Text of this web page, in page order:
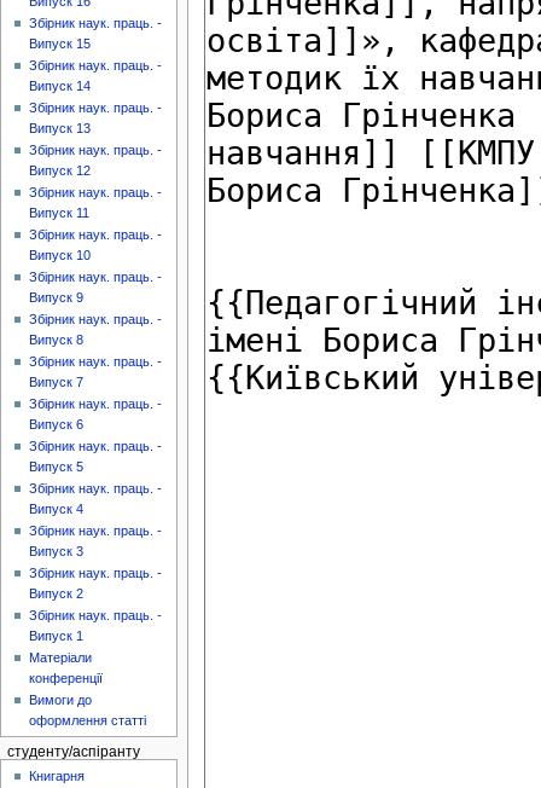
Збірник наук. праць. -
Випуск 15
Збірник наук. праць. -
Випуск 14
Збірник наук. праць. -
Випуск 13
Збірник наук. праць. -
Випуск 12
Збірник наук. праць. -
Випуск 11
Збірник наук. праць. -
Випуск 10
Збірник наук. праць. -
Випуск 9
Збірник наук. праць. -
Випуск 8
Збірник наук. праць. -
Випуск 7
Збірник наук. праць. -
Випуск 6
Збірник наук. праць. -
Випуск 5
Збірник наук. праць. -
Випуск 4
Збірник наук. праць. -
Випуск 3
Збірник наук. праць. -
Випуск 2
Збірник наук. праць. -
Випуск 1
Матеріали
конференції
Вимоги до
оформлення статті
студенту/аспіранту
Книгарня